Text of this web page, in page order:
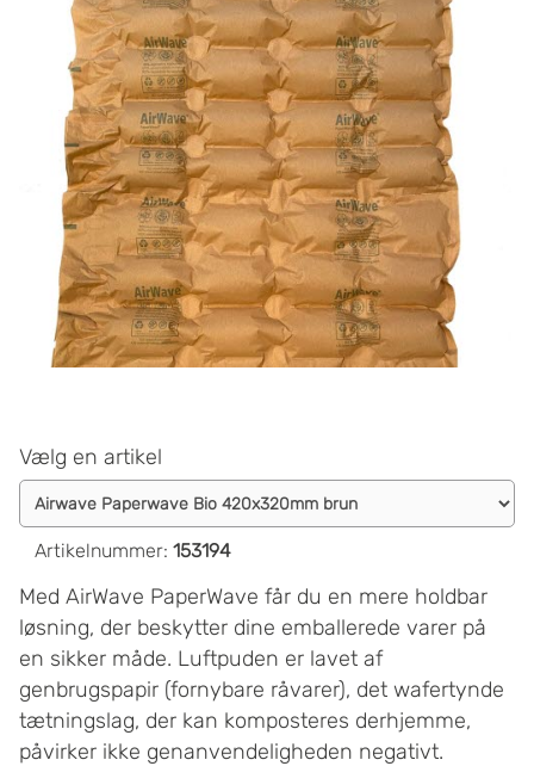
Vælg en artikel
Artikelnummer: 153194
Med AirWave PaperWave får du en mere holdbar
løsning, der beskytter dine emballerede varer på
en sikker måde. Luftpuden er lavet af
genbrugspapir (fornybare råvarer), det wafertynde
tætningslag, der kan komposteres derhjemme,
påvirker ikke genanvendeligheden negativt.